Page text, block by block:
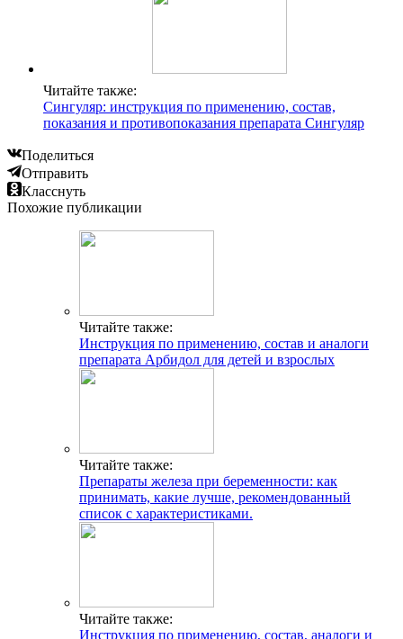
Читайте также:
Сингуляр: инструкция по применению, состав,
показания и противопоказания препарата Сингуляр
Поделиться
Отправить
Класснуть
Похожие публикации
Читайте также:
Инструкция по применению, состав и аналоги
препарата Арбидол для детей и взрослых
Читайте также:
Препараты железа при беременности: как
принимать, какие лучше, рекомендованный
список с характеристиками.
Читайте также:
Инструкция по применению, состав, аналоги и